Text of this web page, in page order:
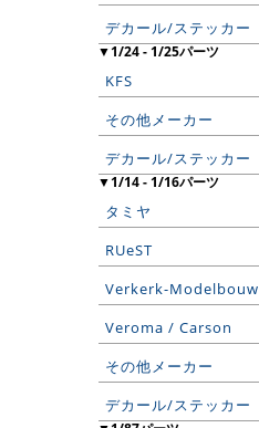
デカール/ステッカー
▼1/24 - 1/25パーツ
KFS
その他メーカー
デカール/ステッカー
▼1/14 - 1/16パーツ
タミヤ
RUeST
Verkerk-Modelbouw
Veroma / Carson
その他メーカー
デカール/ステッカー